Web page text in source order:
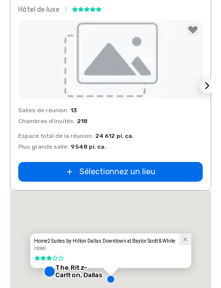
Hôtel de luxe
Removed from favorites
Salles de réunion: 13
Chambres d'invités: 218
Espace total de la réunion: 24 612 pi. ca.
Plus grande salle: 9 548 pi. ca.
Sélectionnez un lieu
Home2 Suites by Hilton Dallas Downtown at Baylor Scott & White
Hôtel
3 sur 5
The Ritz-
Carlton, Dallas